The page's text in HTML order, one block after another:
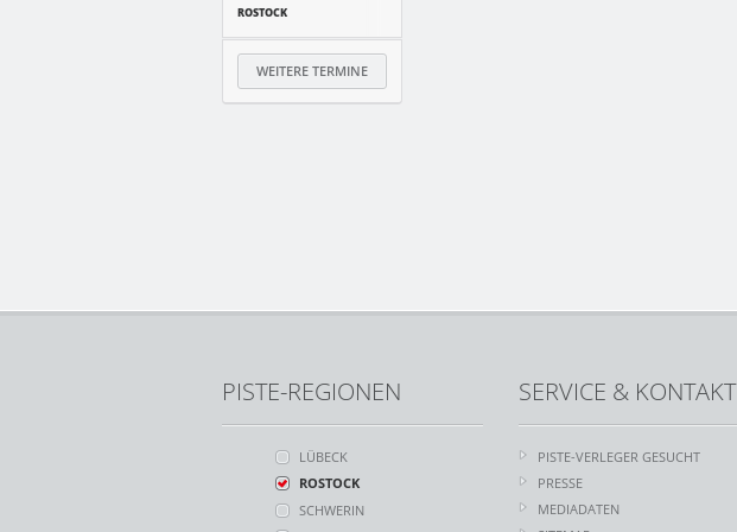
ROSTOCK
WEITERE TERMINE
PISTE-REGIONEN
LÜBECK
ROSTOCK
SCHWERIN
SERVICE & KONTAKT
PISTE-VERLEGER GESUCHT
PRESSE
MEDIADATEN